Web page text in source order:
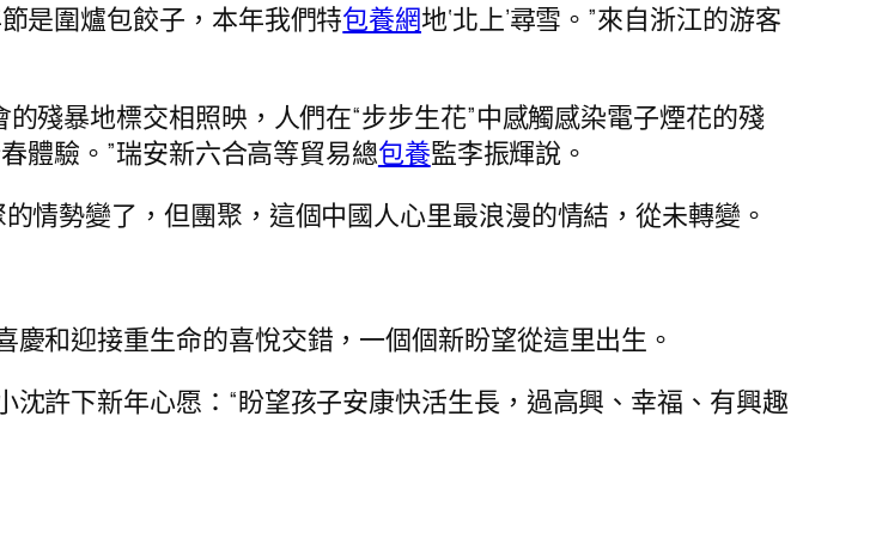
是圍爐包餃子，本年我們特包養網地‘北上’尋雪。”來自浙江的游客
殘暴地標交相照映，人們在“步步生花”中感觸感染電子煙花的殘
體驗。”瑞安新六合高等貿易總包養監李振輝說。
情勢變了，但團聚，這個中國人心里最浪漫的情結，從未轉變。
和迎接重生命的喜悅交錯，一個個新盼望從這里出生。
許下新年心愿：“盼望孩子安康快活生長，過高興、幸福、有興趣